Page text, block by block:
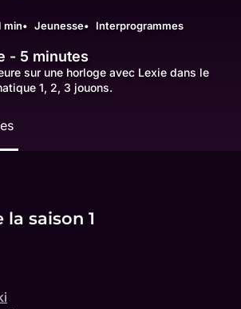
min Jeunesse Interprogrammes
- 5 minutes
sur une horloge avec Lexie dans le
1, 2, 3 jouons.
saison 1